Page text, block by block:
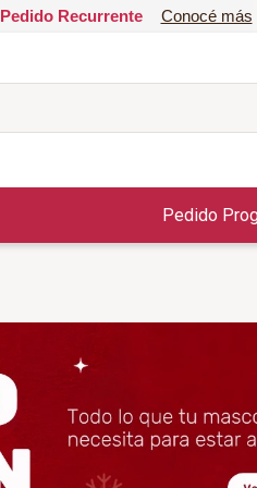
Pedido Recurrente Conocé más
Pedido